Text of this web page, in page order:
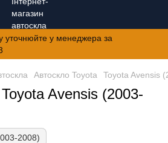
уточнюйте у менеджера за
Автоскло Toyota Toyota Avensis
Avensis (2003-
2008)